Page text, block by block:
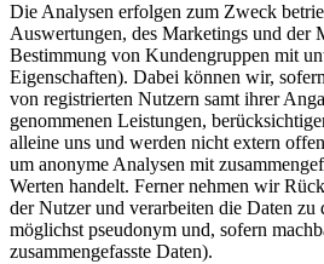
Die Analysen erfolgen zum Zweck
Auswertungen, des Marketings und der
Bestimmung von Kundengruppen mit
Eigenschaften). Dabei können wir,
von registrierten Nutzern samt ihrer
genommenen Leistungen,
alleine uns und werden nicht extern
um anonyme Analysen mit
Werten handelt. Ferner nehmen wir
der Nutzer und verarbeiten die Daten zu
möglichst pseudonym und, sofern
zusammengefasste Daten).